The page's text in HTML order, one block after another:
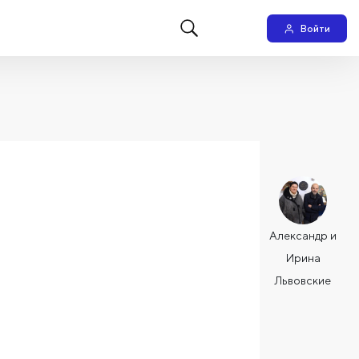
Войти
Александр и
Ирина
Львовские